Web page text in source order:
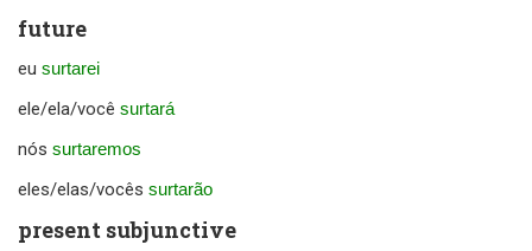
future
eu surtarei
ele/ela/você surtará
nós surtaremos
eles/elas/vocês surtarão
present subjunctive